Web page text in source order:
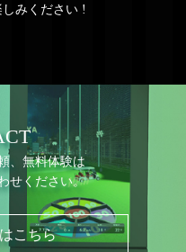
みください !
、無料体験は
せください。
こちら